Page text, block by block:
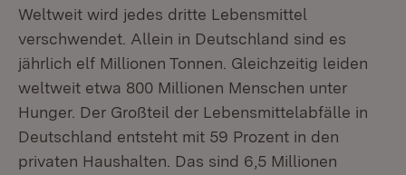
Weltweit wird jedes dritte Lebensmittel
verschwendet. Allein in Deutschland sind es
jährlich elf Millionen Tonnen. Gleichzeitig leiden
weltweit etwa 800 Millionen Menschen unter
Hunger. Der Großteil der Lebensmittelabfälle in
Deutschland entsteht mit 59 Prozent in den
privaten Haushalten. Das sind 6,5 Millionen